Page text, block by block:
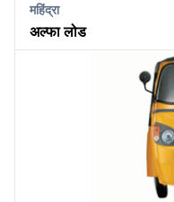
महिंद्रा
अल्फा लोड